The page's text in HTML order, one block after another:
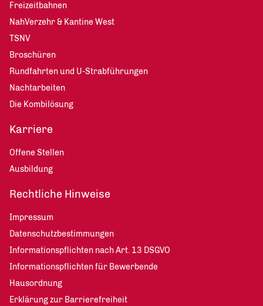
Freizeitbahnen
NahVerzehr & Kantine West
TSNV
Broschüren
Rundfahrten und U-Strabführungen
Nachtarbeiten
Die Kombilösung
Karriere
Offene Stellen
Ausbildung
Rechtliche Hinweise
Impressum
Datenschutzbestimmungen
Informationspflichten nach Art. 13 DSGVO
Informationspflichten für Bewerbende
Hausordnung
Erklärung zur Barrierefreiheit